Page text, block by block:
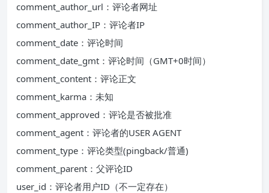
comment_author_url：评论者网址
comment_author_IP：评论者IP
comment_date：评论时间
comment_date_gmt：评论时间（GMT+0时间）
comment_content：评论正文
comment_karma：未知
comment_approved：评论是否被批准
comment_agent：评论者的USER AGENT
comment_type：评论类型(pingback/普通)
comment_parent：父评论ID
user_id：评论者用户ID（不一定存在）